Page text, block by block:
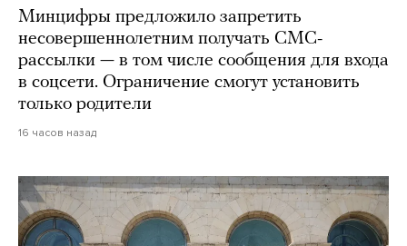
Минцифры предложило запретить
несовершеннолетним получать СМС-
рассылки — в том числе сообщения для входа
в соцсети. Ограничение смогут установить
только родители
16 часов назад